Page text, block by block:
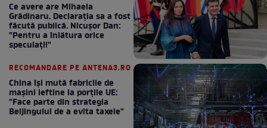
Ce avere are Mihaela
Grădinaru. Declarația sa a fost
făcută publică. Nicușor Dan:
"Pentru a înlătura orice
speculații"
RECOMANDARE PE ANTENA3.RO
China își mută fabricile de
mașini ieftine la porțile UE:
"Face parte din strategia
Beijingului de a evita taxele"